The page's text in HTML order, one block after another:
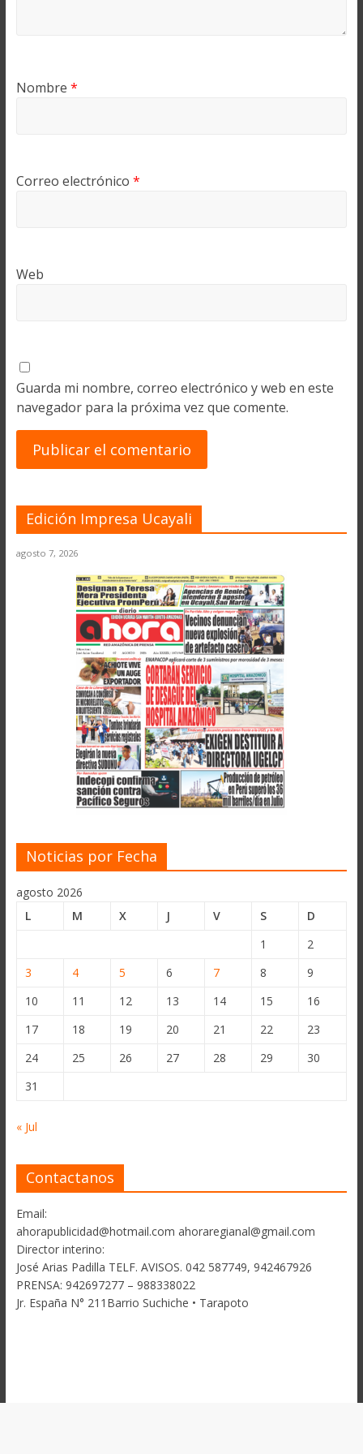
Nombre *
Correo electrónico *
Web
Guarda mi nombre, correo electrónico y web en este
navegador para la próxima vez que comente.
Edición Impresa Ucayali
agosto 7, 2026
Noticias por Fecha
agosto 2026
L
M X J V S
D
1
2
3
4 5 6 7 8
9
10
11 12 13 14 15
16
17
18 19 20 21 22
23
24
25 26 27 28 29
30
31
« Jul
Contactanos
Email:
ahorapublicidad@hotmail.com ahoraregianal@gmail.com
Director interino:
José Arias Padilla TELF. AVISOS. 042 587749, 942467926
PRENSA: 942697277 – 988338022
Jr. España N° 211Barrio Suchiche • Tarapoto